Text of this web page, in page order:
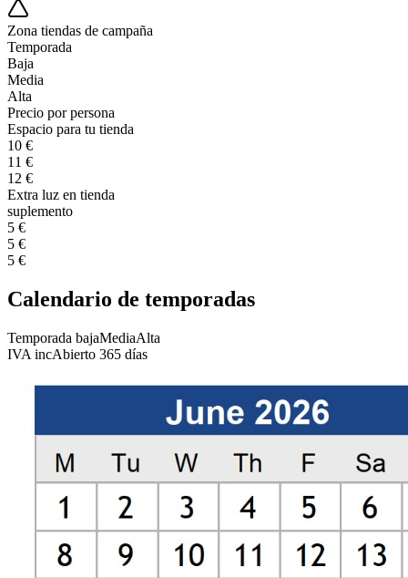
Zona tiendas de campaña
Temporada
Baja
Media
Alta
Precio por persona
Espacio para tu tienda
10 €
11 €
12 €
Extra luz en tienda
suplemento
5 €
5 €
5 €
Calendario de temporadas
Temporada bajaMediaAlta
IVA incAbierto 365 días